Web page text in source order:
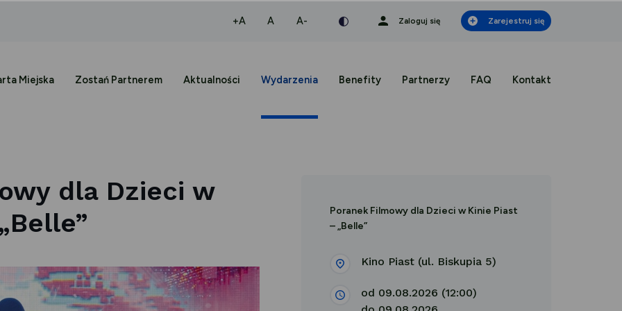
+Awiększa czcionka
Anormalna czcionka
A-mniejsza czcionka Zaloguj się Zarejestruj się
Miejska Zostań Partnerem Aktualności Wydarzenia Benefity Partnerzy FAQ Kontakt
dla Dzieci w
Poranek Filmowy dla Dzieci w Kinie Piast
– „Belle”
Kino Piast (ul. Biskupia 5)
od 09.08.2026 (12:00)